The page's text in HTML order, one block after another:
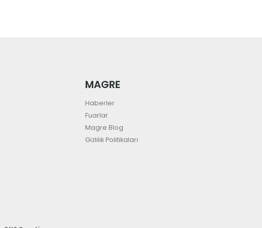
MAGRE
Haberler
Fuarlar
Magre Blog
Gizlilik Politikaları